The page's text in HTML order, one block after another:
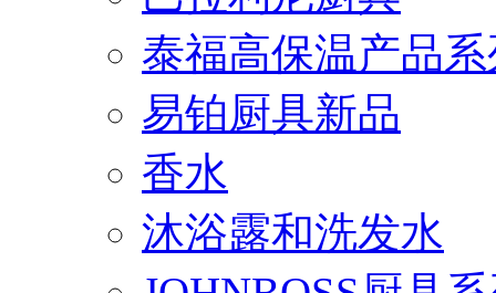
泰福高保温产品
易铂厨具新品
香水
沐浴露和洗发水